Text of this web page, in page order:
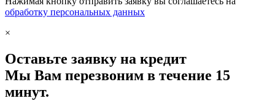
обработку персональных данных
×
Оставьте заявку на кредит
Мы Вам перезвоним в течение 15
минут.